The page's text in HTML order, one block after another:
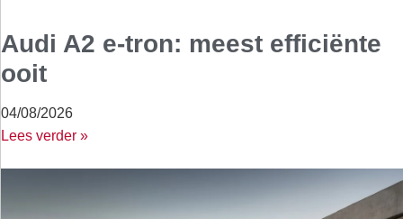
Audi A2 e-tron: meest efficiënte
ooit
04/08/2026
Lees verder »